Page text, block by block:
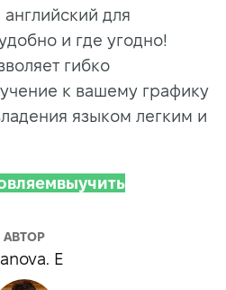
для
и где угодно!
гибко
к вашему графику
языком легким и
АВТОР
E